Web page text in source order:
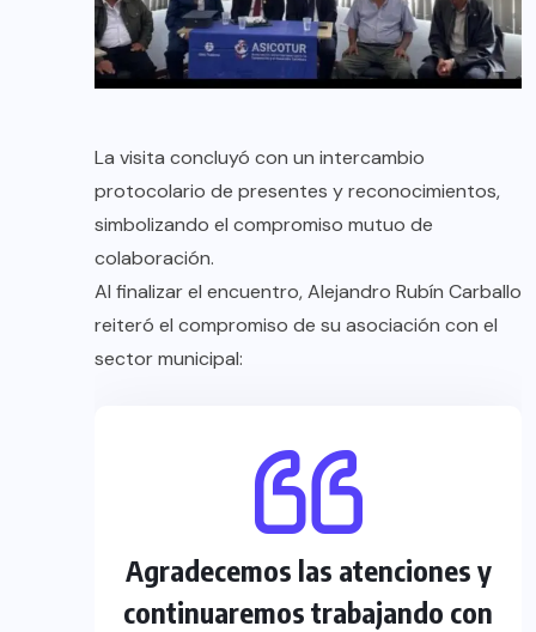
La visita concluyó con un intercambio
protocolario de presentes y reconocimientos,
simbolizando el compromiso mutuo de
colaboración.
Al finalizar el encuentro, Alejandro Rubín Carballo
reiteró el compromiso de su asociación con el
sector municipal:
Agradecemos las atenciones y
continuaremos trabajando con